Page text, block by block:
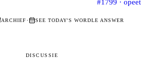
#1799 · opeet
ARCHIEF· SEE TODAY'S WORDLE ANSWER
DISCUSSIE